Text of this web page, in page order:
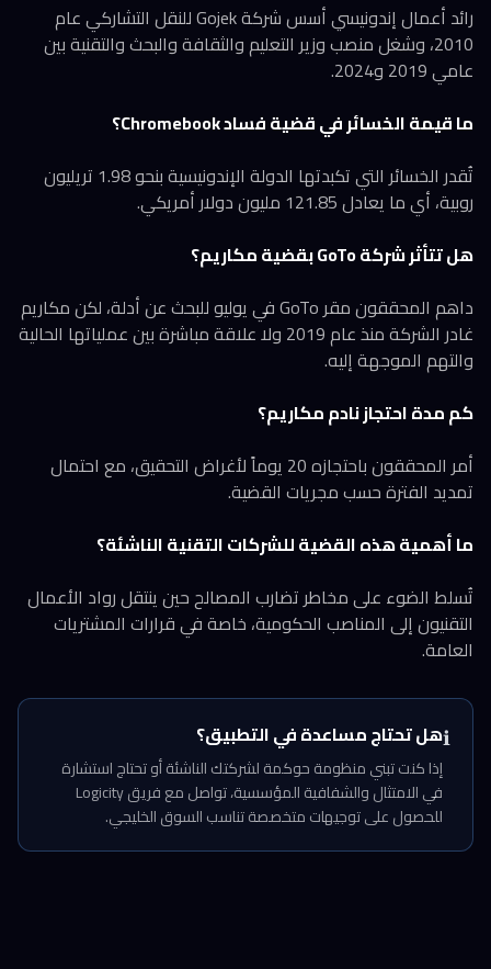
رائد أعمال إندونيسي أسس شركة Gojek للنقل التشاركي عام
2010، وشغل منصب وزير التعليم والثقافة والبحث والتقنية بين
عامي 2019 و2024.
ما قيمة الخسائر في قضية فساد Chromebook؟
تُقدر الخسائر التي تكبدتها الدولة الإندونيسية بنحو 1.98 تريليون
روبية، أي ما يعادل 121.85 مليون دولار أمريكي.
هل تتأثر شركة GoTo بقضية مكاريم؟
داهم المحققون مقر GoTo في يوليو للبحث عن أدلة، لكن مكاريم
غادر الشركة منذ عام 2019 ولا علاقة مباشرة بين عملياتها الحالية
والتهم الموجهة إليه.
كم مدة احتجاز نادم مكاريم؟
أمر المحققون باحتجازه 20 يوماً لأغراض التحقيق، مع احتمال
تمديد الفترة حسب مجريات القضية.
ما أهمية هذه القضية للشركات التقنية الناشئة؟
تُسلط الضوء على مخاطر تضارب المصالح حين ينتقل رواد الأعمال
التقنيون إلى المناصب الحكومية، خاصة في قرارات المشتريات
العامة.
ℹ️هل تحتاج مساعدة في التطبيق؟
إذا كنت تبني منظومة حوكمة لشركتك الناشئة أو تحتاج استشارة
في الامتثال والشفافية المؤسسية، تواصل مع فريق Logicity
للحصول على توجيهات متخصصة تناسب السوق الخليجي.